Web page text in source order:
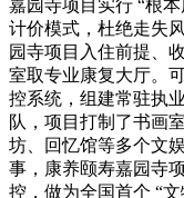
嘉园寺项目实行 “根
计价模式，杜绝走失
园寺项目入住前提、
室取专业康复大厅。
控系统，组建常驻执
队，项目打制了书画
坊、回忆馆等多个文
事，康养颐寿嘉园寺
控，做为全国首个 “